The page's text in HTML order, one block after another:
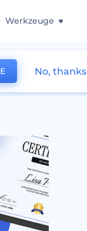
Werkzeuge
No, thanks